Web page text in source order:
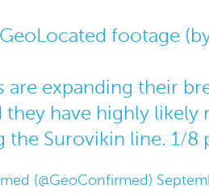
footage
are expanding their
they have highly likely
the Surovikin line. 1/8
(@GeoConfirmed)